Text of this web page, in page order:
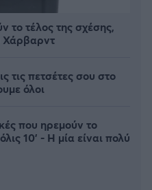
το τέλος της σχέσης,
Χάρβαρντ
τις πετσέτες σου στο
όλοι
που ηρεμούν το
10' - Η μία είναι πολύ